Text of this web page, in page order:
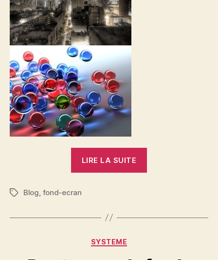
LIRE LA SUITE
Étiquettes
Blog fond-ecran
Catégories
SYSTEME